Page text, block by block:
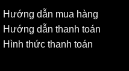
Hướng dẫn mua hàng
Hướng dẫn thanh toán
Hình thức thanh toán